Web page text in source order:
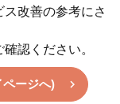
改善の参考にさ
確認ください。
ページへ)